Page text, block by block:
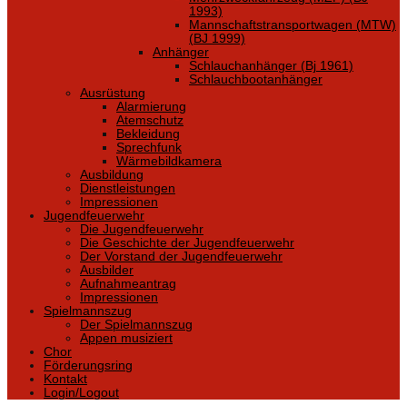
1993)
Mannschaftstransportwagen (MTW)
(BJ 1999)
Anhänger
Schlauchanhänger (Bj 1961)
Schlauchbootanhänger
Ausrüstung
Alarmierung
Atemschutz
Bekleidung
Sprechfunk
Wärmebildkamera
Ausbildung
Dienstleistungen
Impressionen
Jugendfeuerwehr
Die Jugendfeuerwehr
Die Geschichte der Jugendfeuerwehr
Der Vorstand der Jugendfeuerwehr
Ausbilder
Aufnahmeantrag
Impressionen
Spielmannszug
Der Spielmannszug
Appen musiziert
Chor
Förderungsring
Kontakt
Login/Logout